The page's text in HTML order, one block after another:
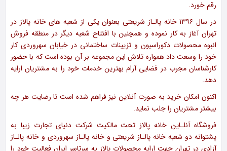
رقم خورد.
در سال ۱۳۹۶ خانه پالـاز شریعتی بعنوان یکی از شعبه های خانه پالاز در
تهران آغاز به کار نموده و همچنین با افتتاح شعبه دیگر در منطقه فروش
انبوه محصولات دکوراسیون و تزیينات ساختمانی در خیابان سهروردی کار
خود را وسعت داد همواره تلاش این مجموعه بر آن بوده است که با حضور
کارشناسان مجرب در فضایی آرام بهترین خدمات خود را به مشتریان ارایه
دهد.
اکنون امکان خرید به صورت آنلاین نیز فراهم شده است تا رضایت هر چه
بیشتر مشتریان را جلب نماید.
فروشگاه آنلـاین خانه پالاز تحت مالکیت شرکت دنیای تجارت زیبا به
پشتوانه دو شعبه خانه پالـاز شریعتی و خانه پالـاز سهروردی و خانه پالـاز
آزادی در تهران جهت ارایه محصولات پالاز به سرتاسر ایران فعالیت خود را